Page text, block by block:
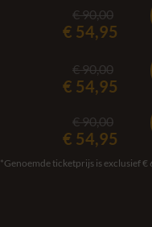
€ 90,00
€ 54,95
€ 90,00
€ 54,95
€ 90,00
€ 54,95
*Genoemde ticketprijs is exclusief